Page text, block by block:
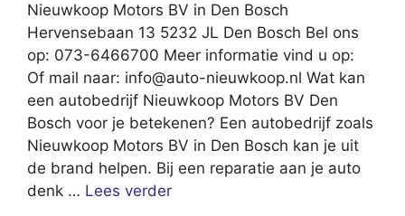
Nieuwkoop Motors BV in Den Bosch
Hervensebaan 13 5232 JL Den Bosch Bel ons
op: 073-6466700 Meer informatie vind u op:
Of mail naar: info@auto-nieuwkoop.nl Wat kan
een autobedrijf Nieuwkoop Motors BV Den
Bosch voor je betekenen? Een autobedrijf zoals
Nieuwkoop Motors BV in Den Bosch kan je uit
de brand helpen. Bij een reparatie aan je auto
denk … Lees verder